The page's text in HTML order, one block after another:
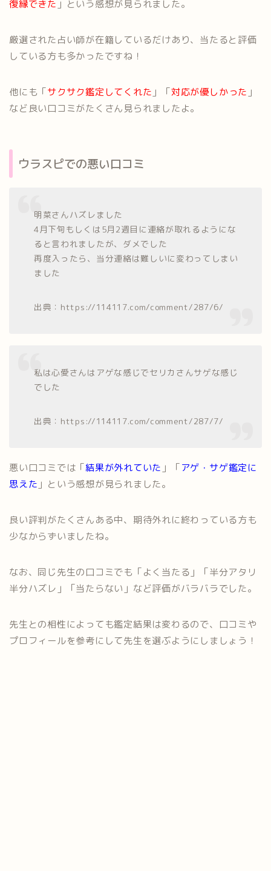
復縁できた 」という感想が見られました。
厳選された占い師が在籍しているだけあり、当たると評価
している方も多かったですね！
他にも「サクサク鑑定してくれた 」「対応が優しかった 」
など良い口コミがたくさん見られましたよ。
ウラスピでの悪い口コミ
明菜さんハズレました
4月下旬もしくは5月2週目に連絡が取れるようにな
ると言われましたが、ダメでした
再度入ったら、当分連絡は難しいに変わってしまい
ました
出典：https://114117.com/comment/287/6/
私は心愛さんはアゲな感じでセリカさんサゲな感じ
でした
出典：https://114117.com/comment/287/7/
悪い口コミでは「結果が外れていた 」「アゲ・サゲ鑑定に
思えた 」という感想が見られました。
良い評判がたくさんある中、期待外れに終わっている方も
少なからずいましたね。
なお、同じ先生の口コミでも「よく当たる」「半分アタリ
半分ハズレ」「当たらない」など評価がバラバラでした。
先生との相性によっても鑑定結果は変わるので、口コミや
プロフィールを参考にして先生を選ぶようにしましょう！